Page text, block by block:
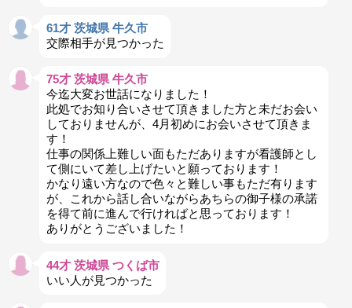
61才 茨城県 牛久市
交際相手が見つかった
75才 茨城県 牛久市
今迄大変お世話になりました！
此処でお知り合いさせて頂きました方と未だお会い
しておりませんが、4月初めにお会いさせて頂きま
す！
仕事の関係上難しい面もただありますが看護師とし
て側にいて差し上げたいと願っております！
かなり遠い方なので色々と難しい事もただ有ります
が、これから話し合いながらあちらの御子様の承諾
を得て前に進んで行ければと思っております！
ありがとうございました！
44才 茨城県 つくば市
いい人が見つかった